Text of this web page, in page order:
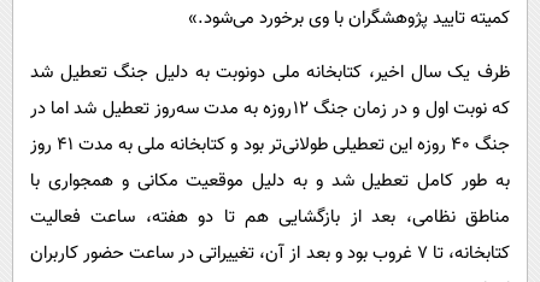
کمیته تایید پژوهشگران با وی برخورد می‌شود.»
ظرف یک سال اخیر، کتابخانه ملی دو‌نوبت به دلیل جنگ تعطیل شد
که نوبت اول و در زمان جنگ 12‌روزه به مدت سه‌روز تعطیل شد اما در
جنگ 40 روزه این تعطیلی طولانی‌تر بود و کتابخانه ملی به مدت 41 روز
به‌ طور کامل تعطیل شد و به دلیل موقعیت مکانی و همجواری با
مناطق نظامی، بعد از بازگشایی هم تا دو هفته، ساعت فعالیت
کتابخانه، تا 7 غروب بود و بعد از آن، تغییراتی در ساعت حضور کاربران